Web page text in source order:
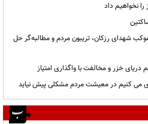
نخواهیم داد
شهدای رزکان، تریبون مردم و مطالبه‌گر حل
خزر و مخالفت با واگذاری امتیاز
می کنیم در معیشت مردم مشکلی پیش نیاید